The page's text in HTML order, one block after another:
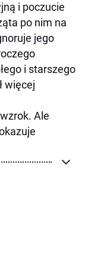
i poczucie
po nim na
jego
i starszego
więcej
Ale